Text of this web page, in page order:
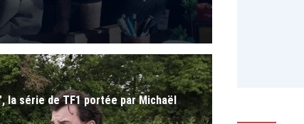
la série de TF1 portée par Michaël